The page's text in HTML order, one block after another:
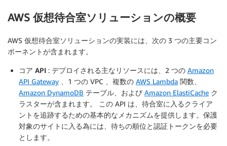
AWS 仮想待合室ソリューションの概要
AWS 仮想待合室ソリューションの実装には、次の 3 つの主要コン
ポーネントが含まれます。
コア API : デプロイされる主なリソースには、2 つの Amazon
API Gateway 、1 つの VPC 、複数の AWS Lambda 関数、
Amazon DynamoDB テーブル、および Amazon ElastiCache ク
ラスターが含まれます。 この API は、待合室に入るクライア
ントを追跡するための基本的なメカニズムを提供します。保護
対象のサイトに入る為には、待ちの順位と認証トークンを必要
とします。